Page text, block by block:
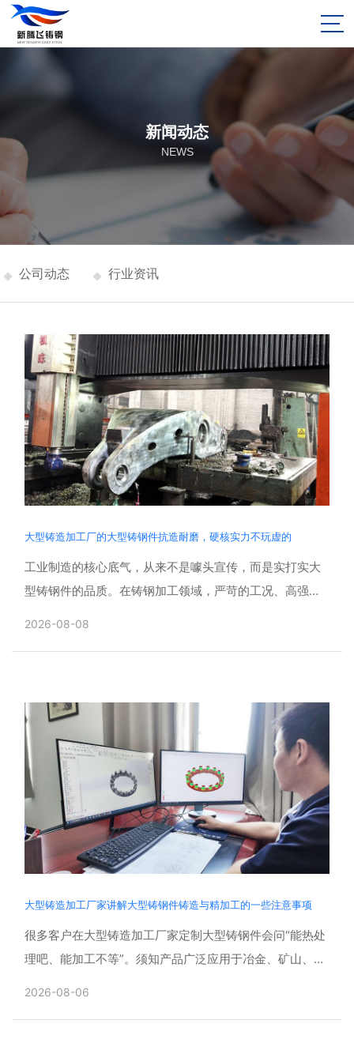
新闻动态
NEWS
公司动态 行业资讯
大型铸造加工厂的大型铸钢件抗造耐磨，硬核实力不玩虚的
工业制造的核心底气，从来不是噱头宣传，而是实打实大
型铸钢件的品质。在铸钢加工领域，严苛的工况、高强度
2026-08-08
大型铸造加工厂家讲解大型铸钢件铸造与精加工的一些注意事项
很多客户在大型铸造加工厂家定制大型铸钢件会问“能热处
理吧、能加工不等”。须知产品广泛应用于冶金、矿山、风
2026-08-06